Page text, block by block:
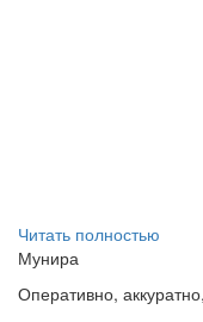
Читать полностью
Мунира
Оперативно,